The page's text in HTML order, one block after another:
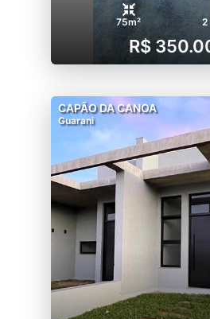
75m² 2
R$
CAPÃO DA CANOA
Guarani